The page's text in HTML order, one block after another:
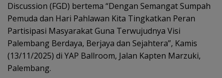
Discussion (FGD) bertema “Dengan Semangat Sumpah
Pemuda dan Hari Pahlawan Kita Tingkatkan Peran
Partisipasi Masyarakat Guna Terwujudnya Visi
Palembang Berdaya, Berjaya dan Sejahtera”, Kamis
(13/11/2025) di YAP Ballroom, Jalan Kapten Marzuki,
Palembang.